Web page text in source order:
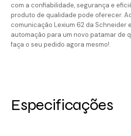
com a confiabilidade, segurança e
produto de qualidade pode oferecer.
comunicação Lexium 62 da Schneider
automação para um novo patamar de
faça o seu pedido agora mesmo!.
Especificações